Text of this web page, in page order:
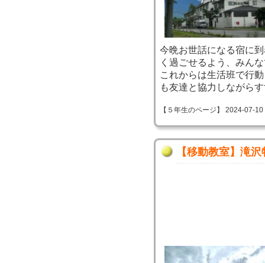
今晩お世話になる宿に
く過ごせるよう、みん
これからは生活班で行
も友達と協力しながら
【５年生のページ】 2024-07-
【移動教室】滝沢